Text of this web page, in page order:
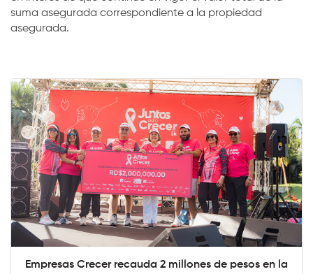
suma asegurada correspondiente a la propiedad
asegurada.
Empresas Crecer recauda 2 millones de pesos en la